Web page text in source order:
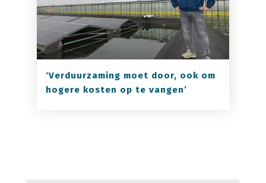
‘Verduurzaming moet door, ook om
hogere kosten op te vangen’